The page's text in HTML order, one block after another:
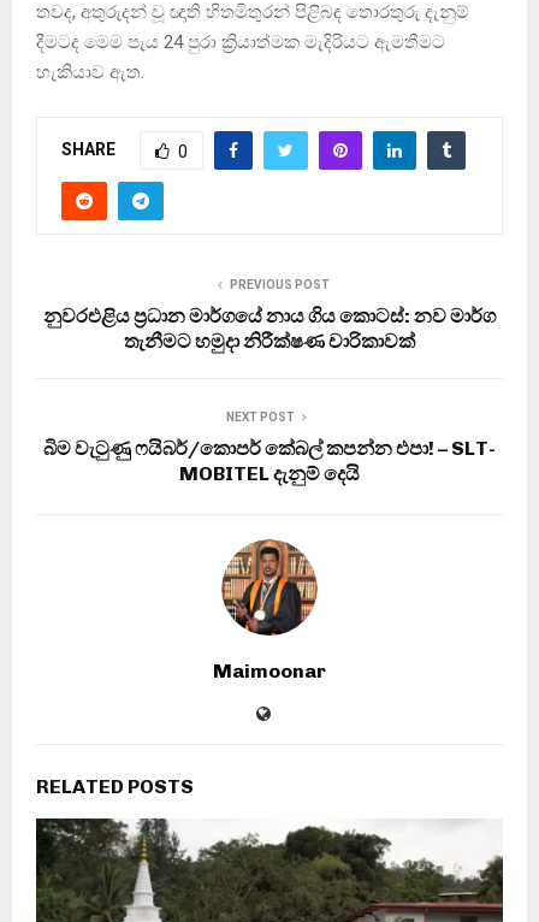
තවද, අතුරුදන් වූ ඥාති හිතමිතුරන් පිළිබඳ තොරතුරු දැනුම්
දීමටද මෙම පැය 24 පුරා ක්‍රියාත්මක මැදිරියට ඇමතීමට
හැකියාව ඇත.
SHARE 0
PREVIOUS POST
නුවරඑළිය ප්‍රධාන මාර්ගයේ නාය ගිය කොටස්: නව මාර්ග
තැනීමට හමුදා නිරීක්ෂණ චාරිකාවක්
NEXT POST
බිම වැටුණු ෆයිබර්/කොපර් කේබල් කපන්න එපා! – SLT-
MOBITEL දැනුම් දෙයි
Maimoonar
RELATED POSTS